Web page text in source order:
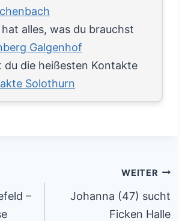
hat alles, was du brauchst
Galgenhof
du die heißesten Kontakte
Solothurn
–
WEITER
Johanna (47) sucht
Ficken Halle